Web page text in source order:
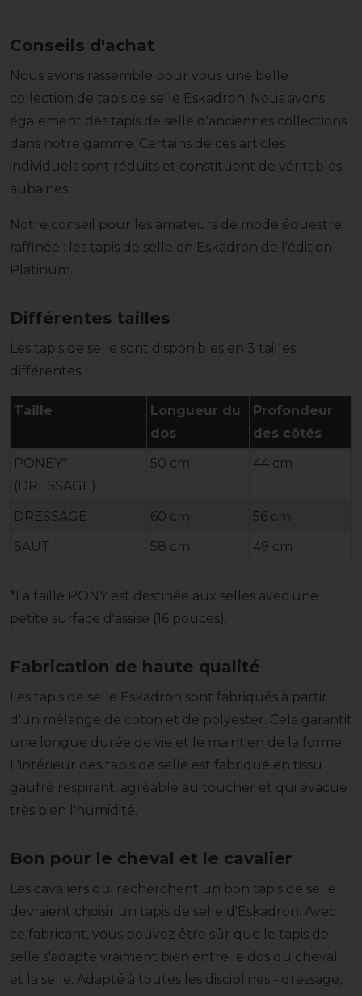
Conseils d'achat
Nous avons rassemblé pour vous une belle
collection de tapis de selle Eskadron. Nous avons
également des tapis de selle d'anciennes collections
dans notre gamme. Certains de ces articles
individuels sont réduits et constituent de véritables
aubaines.
Notre conseil pour les amateurs de mode équestre
raffinée : les tapis de selle en Eskadron de l'édition
Platinum.
Différentes tailles
Les tapis de selle sont disponibles en 3 tailles
différentes.
Taille
Longueur du
dos
Profondeur
des côtés
PONEY*
(DRESSAGE)
50 cm 44 cm
DRESSAGE 60 cm
56 cm
SAUT
58 cm 49 cm
*La taille PONY est destinée aux selles avec une
petite surface d'assise (16 pouces).
Fabrication de haute qualité
Les tapis de selle Eskadron sont fabriqués à partir
d'un mélange de coton et de polyester. Cela garantit
une longue durée de vie et le maintien de la forme.
L'intérieur des tapis de selle est fabriqué en tissu
gaufré respirant, agréable au toucher et qui évacue
très bien l'humidité.
Bon pour le cheval et le cavalier
Les cavaliers qui recherchent un bon tapis de selle
devraient choisir un tapis de selle d'Eskadron. Avec
ce fabricant, vous pouvez être sûr que le tapis de
selle s'adapte vraiment bien entre le dos du cheval
et la selle. Adapté à toutes les disciplines - dressage,